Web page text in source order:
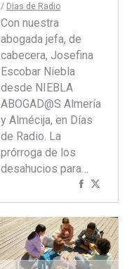
/ Dias de Radio
Con nuestra
abogada jefa, de
cabecera, Josefina
Escobar Niebla
desde NIEBLA
ABOGAD@S Almería
y Almécija, en Días
de Radio. La
prórroga de los
desahucios para…
Compartir
concon